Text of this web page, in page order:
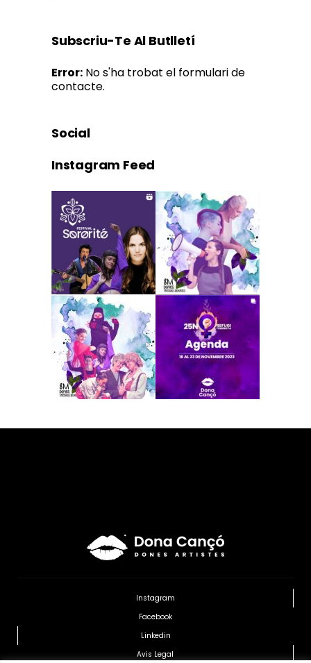
Subscriu-Te Al Butlletí
Error: No s'ha trobat el formulari de
contacte.
Social
Instagram Feed
Instagram
Facebook
Linkedin
Avis Legal